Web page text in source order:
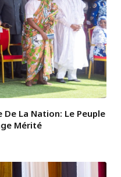
De La Nation: Le Peuple
Mérité